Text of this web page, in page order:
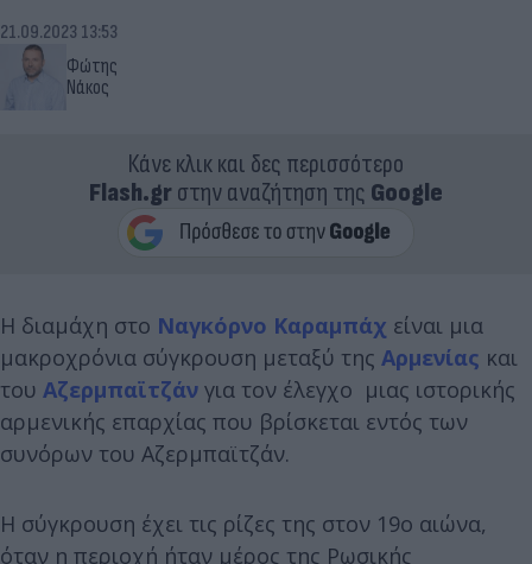
Φώτης
Νάκος
21.09.2023 13:53
Κάνε κλικ και δες περισσότερο
Flash.grστην αναζήτηση της Google
Η διαμάχη στο Ναγκόρνο Καραμπάχ είναι μια
μακροχρόνια σύγκρουση μεταξύ της Αρμενίας και
του Αζερμπαϊτζάν για τον έλεγχο μιας ιστορικής
αρμενικής επαρχίας που βρίσκεται εντός των
συνόρων του Αζερμπαϊτζάν.
Η σύγκρουση έχει τις ρίζες της στον 19ο αιώνα,
όταν η περιοχή ήταν μέρος της Ρωσικής